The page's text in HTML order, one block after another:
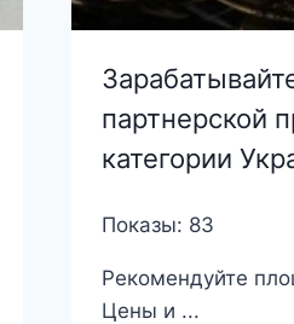
партнерской
категории
Показы: 83
Рекомендуйте
Цены и ...